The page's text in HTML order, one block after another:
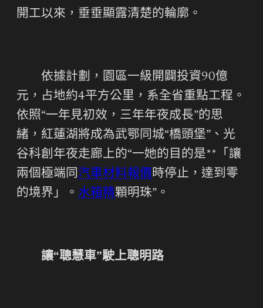
開工以來，垂垂顯露清楚的輪廓。
依據計劃，園區一級開闢投資90億
元，占地約4平方公里，系全省重點工程。
依照“一年見初效，三年年夜成長”的思
緒，紅蓮湖將成為武鄂同城“橋頭堡”、光
谷科創年夜走廊上的“一她的目的是**「讓
兩個極端同汽車材料報價時停止，達到零
的境界」。 水箱精顆明珠”。
讓“聰慧車”駛上聰明路